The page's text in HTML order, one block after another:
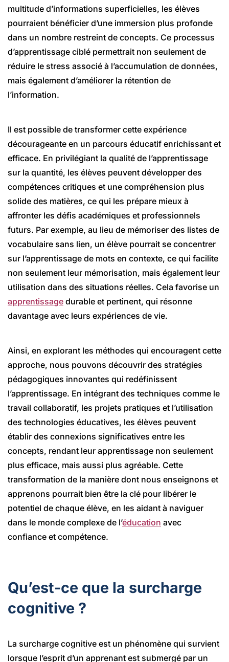
multitude d’informations superficielles, les élèves
pourraient bénéficier d’une immersion plus profonde
dans un nombre restreint de concepts. Ce processus
d’apprentissage ciblé permettrait non seulement de
réduire le stress associé à l’accumulation de données,
mais également d’améliorer la rétention de
l’information.
Il est possible de transformer cette expérience
décourageante en un parcours éducatif enrichissant et
efficace. En privilégiant la qualité de l’apprentissage
sur la quantité, les élèves peuvent développer des
compétences critiques et une compréhension plus
solide des matières, ce qui les prépare mieux à
affronter les défis académiques et professionnels
futurs. Par exemple, au lieu de mémoriser des listes de
vocabulaire sans lien, un élève pourrait se concentrer
sur l’apprentissage de mots en contexte, ce qui facilite
non seulement leur mémorisation, mais également leur
utilisation dans des situations réelles. Cela favorise un
apprentissage durable et pertinent, qui résonne
davantage avec leurs expériences de vie.
Ainsi, en explorant les méthodes qui encouragent cette
approche, nous pouvons découvrir des stratégies
pédagogiques innovantes qui redéfinissent
l’apprentissage. En intégrant des techniques comme le
travail collaboratif, les projets pratiques et l’utilisation
des technologies éducatives, les élèves peuvent
établir des connexions significatives entre les
concepts, rendant leur apprentissage non seulement
plus efficace, mais aussi plus agréable. Cette
transformation de la manière dont nous enseignons et
apprenons pourrait bien être la clé pour libérer le
potentiel de chaque élève, en les aidant à naviguer
dans le monde complexe de l’éducation avec
confiance et compétence.
Qu’est-ce que la surcharge
cognitive ?
La surcharge cognitive est un phénomène qui survient
lorsque l’esprit d’un apprenant est submergé par un